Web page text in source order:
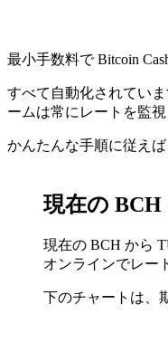
最小手数料で Bitcoin
すべて自動化されてい
ームは常にレートを監
かんたんな手順に従え
現在の
現在の BCH から
オンラインでレー
下のチャートは